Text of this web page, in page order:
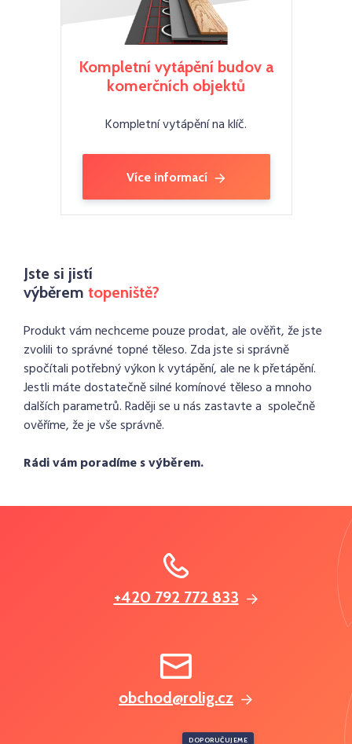
Kompletní vytápění budov a
komerčních objektů
Kompletní vytápění na klíč.
Více informací
Jste si jistí
výběrem topeniště?
Produkt vám nechceme pouze prodat, ale ověřit, že jste
zvolili to správné topné těleso. Zda jste si správně
spočítali potřebný výkon k vytápění, ale ne k přetápění.
Jestli máte dostatečně silné komínové těleso a mnoho
dalších parametrů. Raději se u nás zastavte a společně
ověříme, že je vše správně.
Rádi vám poradíme s výběrem.
+420 792 772 833
obchod@rolig.cz
DOPORUČUJEME